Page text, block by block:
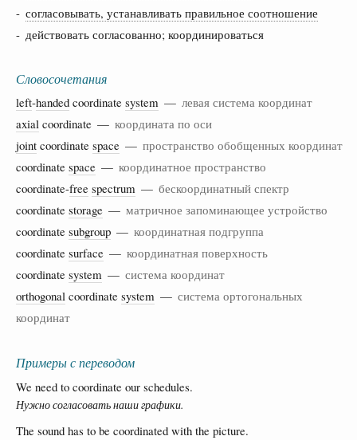
- согласовывать, устанавливать правильное соотношение
- действовать согласованно; координироваться
Словосочетания
left-handed coordinate system — левая система координат
axial coordinate — координата по оси
joint coordinate space — пространство обобщенных координат
coordinate space — координатное пространство
coordinate-free spectrum — бескоординатный спектр
coordinate storage — матричное запоминающее устройство
coordinate subgroup — координатная подгруппа
coordinate surface — координатная поверхность
coordinate system — система координат
orthogonal coordinate system — система ортогональных
координат
Примеры с переводом
We need to coordinate our schedules.
Нужно согласовать наши графики.
The sound has to be coordinated with the picture.